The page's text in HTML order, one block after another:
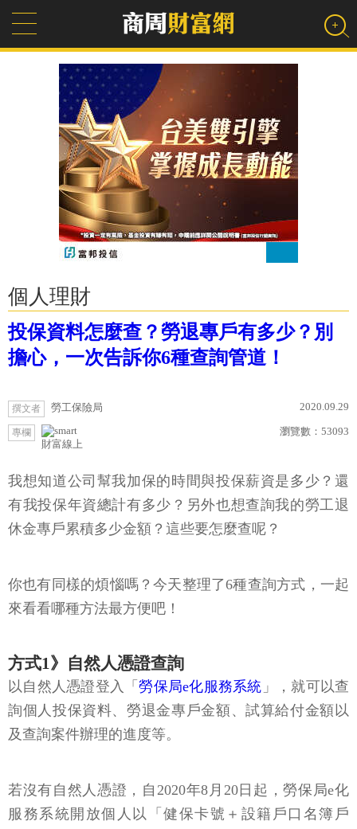
個人理財
投保資料怎麼查？勞退專戶有多少？別
擔心，一次告訴你6種查詢管道！
撰文者 勞工保險局 2020.09.29
專欄
財富線上
瀏覽數： 53093
我想知道公司幫我加保的時間與投保薪資是多少？還
有我投保年資總計有多少？另外也想查詢我的勞工退
休金專戶累積多少金額？這些要怎麼查呢？
你也有同樣的煩惱嗎？今天整理了6種查詢方式，一起
來看看哪種方法最方便吧！
方式1》自然人憑證查詢
以自然人憑證登入「勞保局e化服務系統 」，就可以查
詢個人投保資料、勞退金專戶金額、試算給付金額以
及查詢案件辦理的進度等。
若沒有自然人憑證，自2020年8月20日起，勞保局e化
服務系統開放個人以「健保卡號＋設籍戶口名簿戶